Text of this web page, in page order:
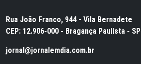
Rua João Franco, 944 - Vila Bernadete
CEP: 12.906-000 - Bragança Paulista - SP
jornal@jornalemdia.com.br